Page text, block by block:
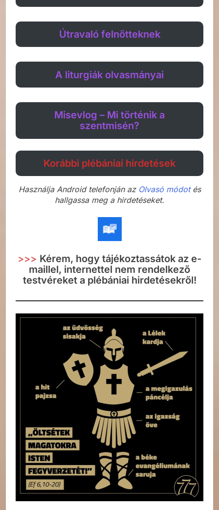
Útravaló felnőtteknek
A liturgiák olvasmányai
Misevlog – Mi történik a
szentmisén?
Korábbi plébániai hirdetések
Használja Android telefonján az Olvasó módotés
hallgassa meg a hirdetéseket.
>>> Kérem, hogy tájékoztassátok az e-
maillel, internettel nem rendelkező
testvéreket a plébániai hirdetésekről!